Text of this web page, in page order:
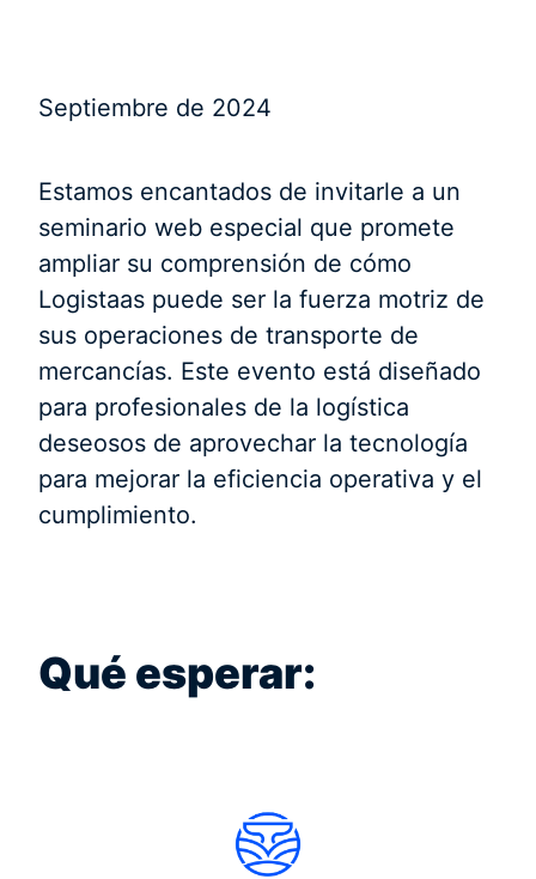
Septiembre de 2024
Estamos encantados de invitarle a un
seminario web especial que promete
ampliar su comprensión de cómo
Logistaas puede ser la fuerza motriz de
sus operaciones de transporte de
mercancías. Este evento está diseñado
para profesionales de la logística
deseosos de aprovechar la tecnología
para mejorar la eficiencia operativa y el
cumplimiento.
Qué esperar: